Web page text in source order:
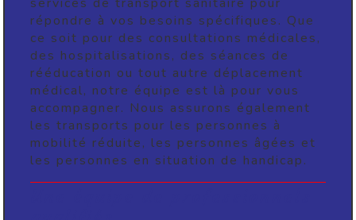
répondre à vos besoins spécifiques. Que
ce soit pour des consultations médicales,
des hospitalisations, des séances de
rééducation ou tout autre déplacement
médical, notre équipe est là pour vous
accompagner. Nous assurons également
les transports pour les personnes à
mobilité réduite, les personnes âgées et
les personnes en situation de handicap.